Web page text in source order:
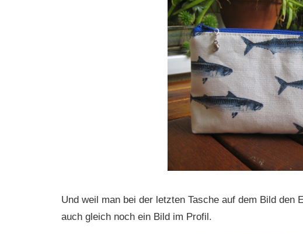
Und weil man bei der letzten Tasche auf dem Bild
auch gleich noch ein Bild im Profil.